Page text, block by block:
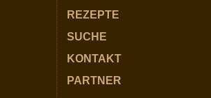
REZEPTE
SUCHE
KONTAKT
PARTNER